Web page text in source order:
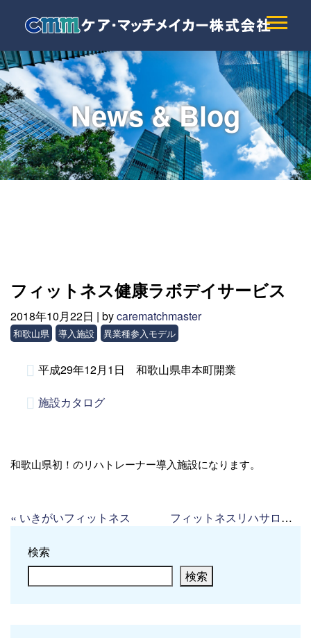
News & Blog
フィットネス健康ラボデイサービス
2018年10月22日 | bycarematchmaster
和歌山県 導入施設 異業種参入モデル
平成29年12月1日 和歌山県串本町開業
施設カタログ
和歌山県初！のリハトレーナー導入施設になります。
« いきがいフィットネス フィットネスリハサロンNatural中野島
検索
検索